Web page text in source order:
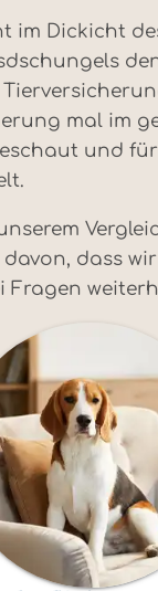
im Dickicht
mal im
und
dass
Fragen